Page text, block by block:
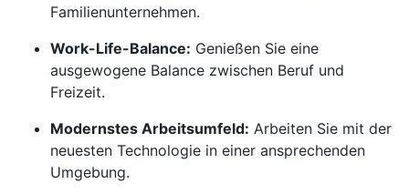
Familienunternehmen.
Work-Life-Balance: Genießen Sie eine
ausgewogene Balance zwischen Beruf und
Freizeit.
Modernstes Arbeitsumfeld: Arbeiten Sie mit der
neuesten Technologie in einer ansprechenden
Umgebung.